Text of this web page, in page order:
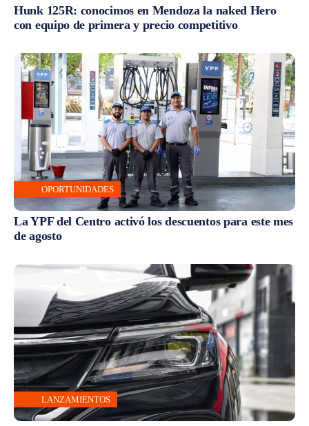
Hunk 125R: conocimos en Mendoza la naked Hero
con equipo de primera y precio competitivo
OPORTUNIDADES
La YPF del Centro activó los descuentos para este mes
de agosto
LANZAMIENTOS